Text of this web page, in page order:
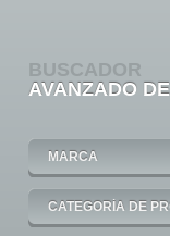
BUSCADOR
AVANZADO